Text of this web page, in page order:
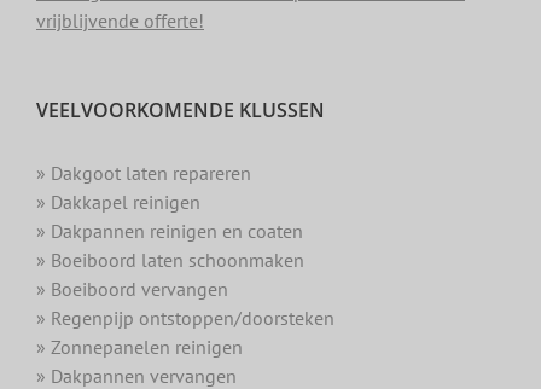
vrijblijvende offerte!
VEELVOORKOMENDE KLUSSEN
» Dakgoot laten repareren
» Dakkapel reinigen
» Dakpannen reinigen en coaten
» Boeiboord laten schoonmaken
» Boeiboord vervangen
» Regenpijp ontstoppen/doorsteken
» Zonnepanelen reinigen
» Dakpannen vervangen